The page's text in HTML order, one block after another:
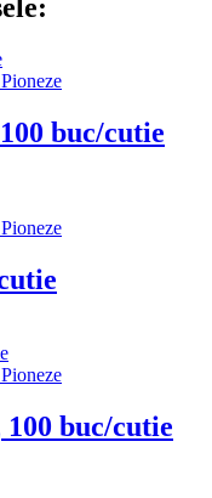
buc/cutie
buc/cutie